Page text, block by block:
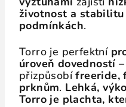
životnost a stabilitu
podmínkách.
Torro je perfektní
úroveň dovedností
přizpůsobífreeride,
prknům. Lehká,
Torro je plachta,